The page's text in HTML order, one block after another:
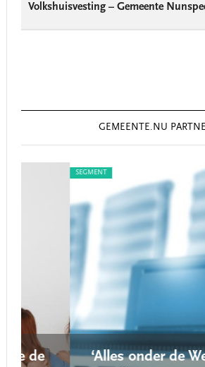
Volkshuisvesting – Gemeente
GEMEENTE.NU
‘Alles onder de Wet